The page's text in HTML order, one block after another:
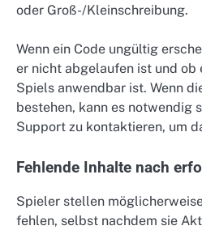
oder Groß-/Kleinschreibung.
Wenn ein Code ungültig
er nicht abgelaufen ist und ob
Spiels anwendbar ist. Wenn
bestehen, kann es notwendig
Support zu kontaktieren, um
Fehlende Inhalte nach
Spieler stellen
fehlen, selbst nachdem sie